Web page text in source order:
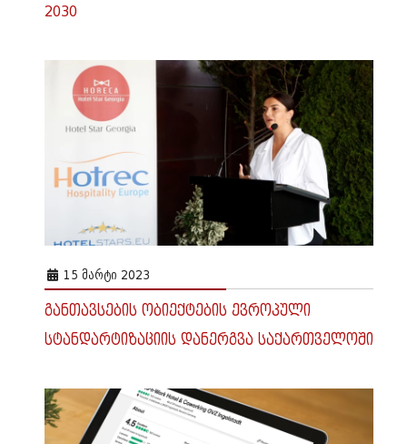
2030
15 ᲛᲐᲠᲢᲘ 2023
განთავსების ობიექტების ევროპული
სტანდარტიზაციის დანერგვა საქართველოში